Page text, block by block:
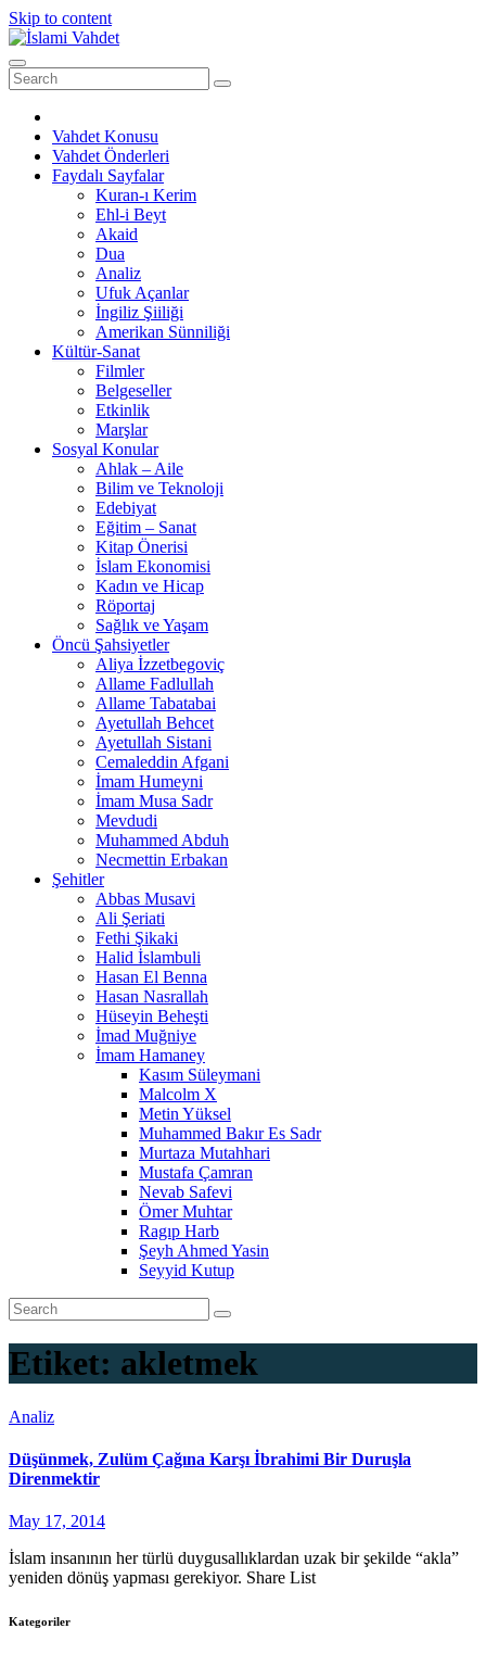
Skip to content
Vahdet Konusu
Vahdet Önderleri
Faydalı Sayfalar
Kuran-ı Kerim
Ehl-i Beyt
Akaid
Dua
Analiz
Ufuk Açanlar
İngiliz Şiiliği
Amerikan Sünniliği
Kültür-Sanat
Filmler
Belgeseller
Etkinlik
Marşlar
Sosyal Konular
Ahlak – Aile
Bilim ve Teknoloji
Edebiyat
Eğitim – Sanat
Kitap Önerisi
İslam Ekonomisi
Kadın ve Hicap
Röportaj
Sağlık ve Yaşam
Öncü Şahsiyetler
Aliya İzzetbegoviç
Allame Fadlullah
Allame Tabatabai
Ayetullah Behcet
Ayetullah Sistani
Cemaleddin Afgani
İmam Humeyni
İmam Musa Sadr
Mevdudi
Muhammed Abduh
Necmettin Erbakan
Şehitler
Abbas Musavi
Ali Şeriati
Fethi Şikaki
Halid İslambuli
Hasan El Benna
Hasan Nasrallah
Hüseyin Beheşti
İmad Muğniye
İmam Hamaney
Kasım Süleymani
Malcolm X
Metin Yüksel
Muhammed Bakır Es Sadr
Murtaza Mutahhari
Mustafa Çamran
Nevab Safevi
Ömer Muhtar
Ragıp Harb
Şeyh Ahmed Yasin
Seyyid Kutup
Etiket: akletmek
Analiz
Düşünmek, Zulüm Çağına Karşı İbrahimi Bir Duruşla
Direnmektir
May 17, 2014
İslam insanının her türlü duygusallıklardan uzak bir şekilde “akla”
yeniden dönüş yapması gerekiyor. Share List
Kategoriler